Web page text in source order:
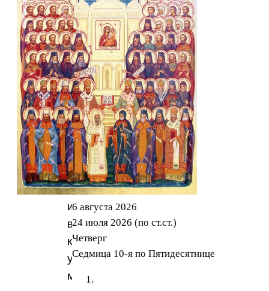
Ботаниата,
был
в
Константинополе
великий
спор
об
этих
трех
святителях
между
искуснейшими
в
красноречии
учителями
мудрости.
6 августа 2026
24 июля 2026 (по ст.ст.)
Четверг
Седмица 10-я по Пятидесятнице